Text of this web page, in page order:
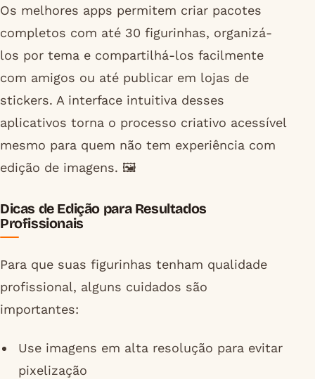
Os melhores apps permitem criar pacotes
completos com até 30 figurinhas, organizá-
los por tema e compartilhá-los facilmente
com amigos ou até publicar em lojas de
stickers. A interface intuitiva desses
aplicativos torna o processo criativo acessível
mesmo para quem não tem experiência com
edição de imagens. 🖼️
Dicas de Edição para Resultados
Profissionais
Para que suas figurinhas tenham qualidade
profissional, alguns cuidados são
importantes:
Use imagens em alta resolução para evitar
pixelização